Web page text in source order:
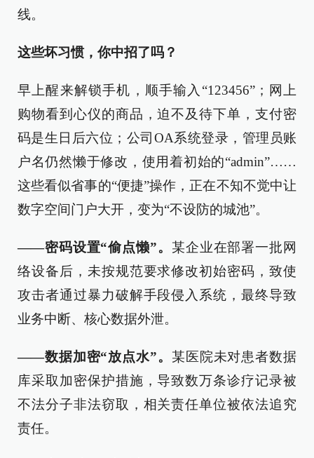
线。
这些坏习惯，你中招了吗？
早上醒来解锁手机，顺手输入“123456”；网上
购物看到心仪的商品，迫不及待下单，支付密
码是生日后六位；公司OA系统登录，管理员账
户名仍然懒于修改，使用着初始的“admin”……
这些看似省事的“便捷”操作，正在不知不觉中让
数字空间门户大开，变为“不设防的城池”。
——密码设置“偷点懒”。 某企业在部署一批网
络设备后，未按规范要求修改初始密码，致使
攻击者通过暴力破解手段侵入系统，最终导致
业务中断、核心数据外泄。
——数据加密“放点水”。 某医院未对患者数据
库采取加密保护措施，导致数万条诊疗记录被
不法分子非法窃取，相关责任单位被依法追究
责任。